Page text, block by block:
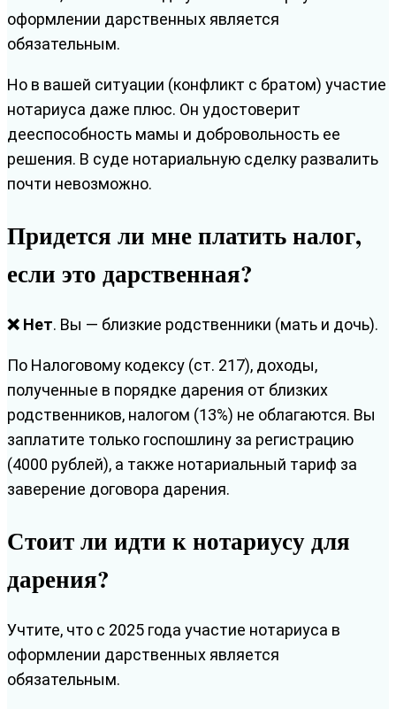
оформлении дарственных является
обязательным.
Но в вашей ситуации (конфликт с братом) участие
нотариуса даже плюс. Он удостоверит
дееспособность мамы и добровольность ее
решения. В суде нотариальную сделку развалить
почти невозможно.
Придется ли мне платить налог,
если это дарственная?
❌ Нет. Вы — близкие родственники (мать и дочь).
По Налоговому кодексу (ст. 217), доходы,
полученные в порядке дарения от близких
родственников, налогом (13%) не облагаются. Вы
заплатите только госпошлину за регистрацию
(4000 рублей), а также нотариальный тариф за
заверение договора дарения.
Стоит ли идти к нотариусу для
дарения?
Учтите, что с 2025 года участие нотариуса в
оформлении дарственных является
обязательным.